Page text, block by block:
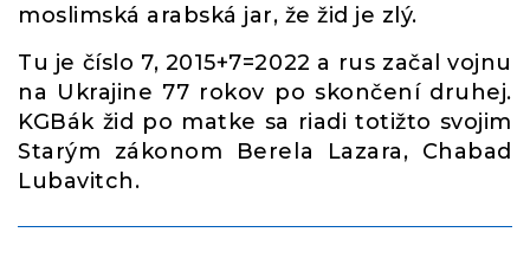
moslimská arabská jar, že žid je zlý.
Tu je číslo 7, 2015+7=2022 a rus začal vojnu
na Ukrajine 77 rokov po skončení druhej.
KGBák žid po matke sa riadi totižto svojim
Starým zákonom Berela Lazara, Chabad
Lubavitch.